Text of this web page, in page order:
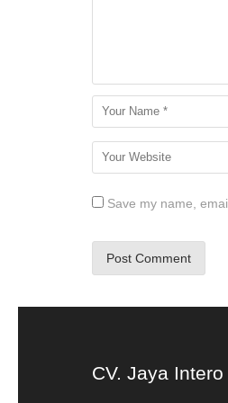
Save my name,
CV. Jaya